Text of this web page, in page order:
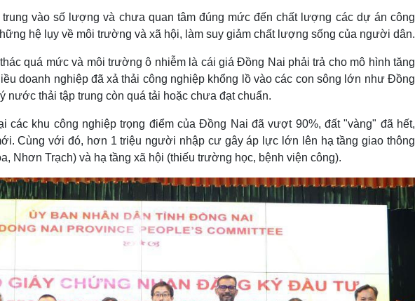
vào số lượng và chưa quan tâm đúng mức đến chất lượng các dự án công
hệ lụy về môi trường và xã hội, làm suy giảm chất lượng sống của người dân.
quá mức và môi trường ô nhiễm là cái giá Đồng Nai phải trả cho mô hình tăng
doanh nghiệp đã xả thải công nghiệp khổng lồ vào các con sông lớn như Đồng
nước thải tập trung còn quá tải hoặc chưa đạt chuẩn.
các khu công nghiệp trọng điểm của Đồng Nai đã vượt 90%, đất "vàng" đã hết,
Cùng với đó, hơn 1 triệu người nhập cư gây áp lực lớn lên hạ tầng giao thông
Nhơn Trạch) và hạ tầng xã hội (thiếu trường học, bệnh viện công).